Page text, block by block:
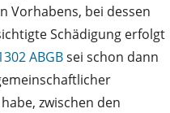
Vorhabens, bei dessen
Schädigung erfolgt
ABGBsei schon dann
zwischen den